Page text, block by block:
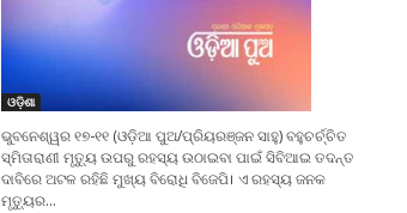
ଓଡ଼ିଶା
ଭୁବନେଶ୍ୱର ୧୭-୧୧ (ଓଡ଼ିଆ ପୁଅ/ପ୍ରିୟରଞ୍ଜନ ସାହୁ) ବହୁଚର୍ଚ୍ଚିତ
ସ୍ମିତାରାଣୀ ମୃତ୍ୟୁ ଉପରୁ ରହସ୍ୟ ଉଠାଇବା ପାଇଁ ସିବିଆଇ ତଦନ୍ତ
ଦାବିରେ ଅଟଳ ରହିଛି ମୁଖ୍ୟ ବିରୋଧି ବିଜେପି। ଏ ରହସ୍ୟ ଜନକ
ମୃତ୍ୟୁର...